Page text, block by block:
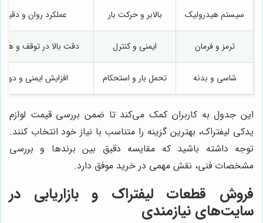
سیستم هیدرولیک بالابر و حرکت بار عملکرد روان و دقیق
ترمز و فرمان ایمنی و کنترل دقت بالا در توقف و
شاسی و بدنه تحمل بار و استحکام افزایش ایمنی و دوام
این جدول به کاربران کمک می‌کند تا ضمن بررسی قیمت لوازم
یدکی لیفتراک، بهترین گزینه را متناسب با نیاز خود انتخاب کنند.
توجه داشته باشید که مقایسه دقیق بین برندها و بررسی
مشخصات فنی، نقش مهمی در خرید موفق دارد.
فروش قطعات لیفتراک و بازاریابی در
سایت‌های نیازمندی